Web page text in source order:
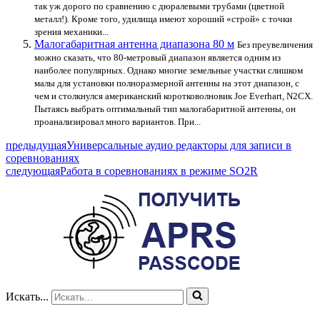
так уж дорого по сравнению с дюралевыми трубами (цветной
металл!). Кроме того, удилища имеют хороший «строй» с точки
зрения механики...
Малогабаритная антенна диапазона 80 м Без преувеличения
можно сказать, что 80-метровый диапазон является одним из
наиболее популярных. Однако многие земельные участки слишком
малы для установки полноразмерной антенны на этот диапазон, с
чем и столкнулся американский коротковолновик Joe Everhart, N2CX.
Пытаясь выбрать оптимальный тип малогабаритной антенны, он
проанализировал много вариантов. При...
предыдущаяУниверсальные аудио редакторы для записи в
соревнованиях
следующаяРабота в соревнованиях в режиме SO2R
Искать...